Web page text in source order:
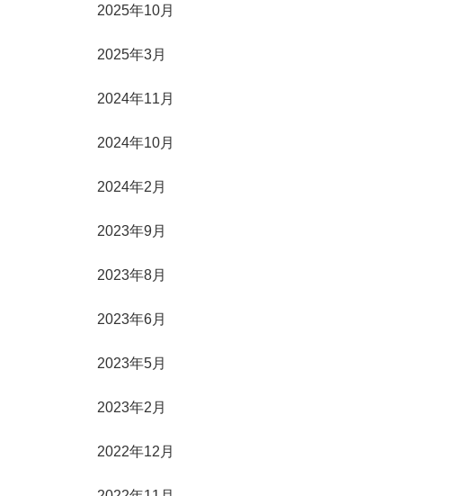
2025年10月
2025年3月
2024年11月
2024年10月
2024年2月
2023年9月
2023年8月
2023年6月
2023年5月
2023年2月
2022年12月